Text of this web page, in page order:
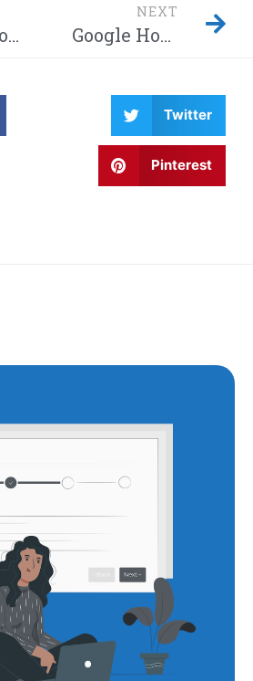
Google Home-hack laat hackers afluisteren van je privégesprekken – Dit moet je weten! Waarom wordt Twitter steeds gehackt en heeft China eindelijk de encryptie gebroken met kwantumcomputers?
NEXT
Google Home-hack laat hackers afluisteren van je privégesprekken – Dit moet je weten! Waarom wordt Twitter steeds gehackt en heeft China eindelijk de encryptie gebroken met kwantumcomputers?
Twitter
Pinterest